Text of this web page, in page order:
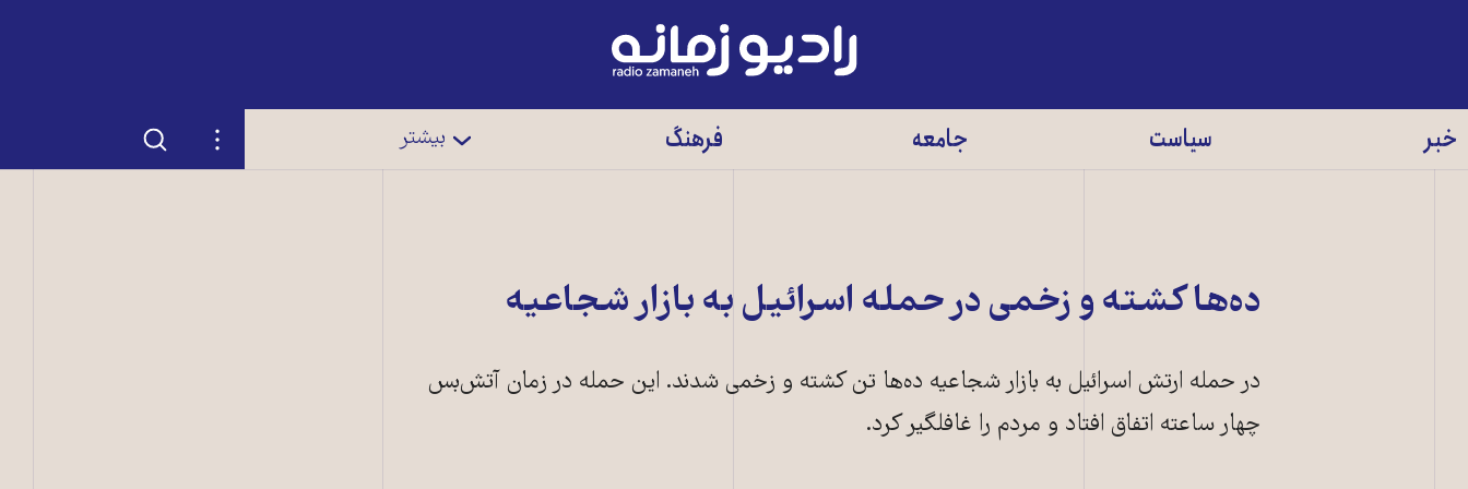
رادیو
زمانه
خبر سیاست جامعه فرهنگ بیشتر تنظیمات جستجو
ده‌ها کشته و زخمی در حمله اسرائیل به بازار شجاعیه
در حمله ارتش اسرائیل به بازار شجاعیه ده‌ها تن کشته و زخمی شدند. این حمله در زمان آتش‌بس
چهار ساعته اتفاق افتاد و مردم را غافلگیر کرد.